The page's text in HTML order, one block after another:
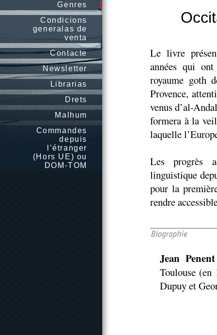
Genres
Condicions
generalas de
venta
Contacte
Newsletter
Librarias
Drets
Malhum
Commandes
depuis
l’étranger
(Hors UE) ou
DOM-TOM
Le livre
années qui
royaume goth
Provence,
venus d’al-
formera à la
laquelle
Les progrès
linguistique
pour la
rendre
Jean Penent
Toulouse (en
Dupuy et